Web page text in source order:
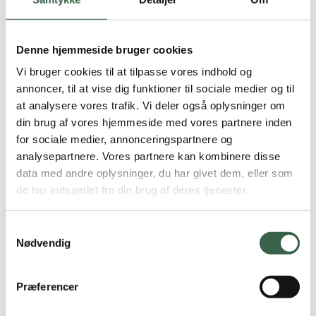
Denne hjemmeside bruger cookies
Vi bruger cookies til at tilpasse vores indhold og
annoncer, til at vise dig funktioner til sociale medier og til
at analysere vores trafik. Vi deler også oplysninger om
din brug af vores hjemmeside med vores partnere inden
for sociale medier, annonceringspartnere og
analysepartnere. Vores partnere kan kombinere disse
data med andre oplysninger, du har givet dem, eller som
de har indsamlet fra din brug af deres tjenester.
Nødvendig
Præferencer
Gravide
Ammende
Børn og unge
Børn og unge
Spædbørn
Småbørn
Ombytningsliste
mellemmåltider fra Dagskostforslag skal skiftes ud med
andre retter eller drikkevarer.
Den er desuden ment som inspiration til at variere
tilbuddene til mellemmåltiderne.
Listen er tænkt som et eksempel, idet det er tanken, at hvert
køkken kan indføre deres egne portionsstørrelser samt
energi og proteinindhold.
Ombytningsliste
Det anbefales at Sygehuskosten suppleres med en vitamin-